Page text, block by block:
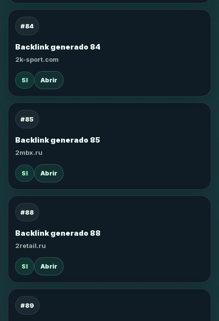
#84
Backlink generado 84
2k-sport.com
SI Abrir
#85
Backlink generado 85
2mbx.ru
SI Abrir
#88
Backlink generado 88
2retail.ru
SI Abrir
#89